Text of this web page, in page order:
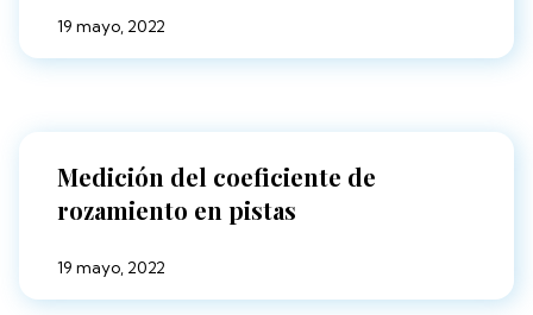
19 mayo, 2022
Medición del coeficiente de
rozamiento en pistas
19 mayo, 2022